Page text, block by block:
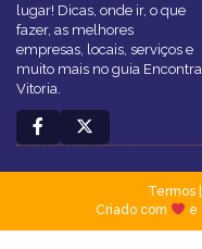
lugar! Dicas, onde ir, o que
fazer, as melhores
empresas, locais, serviços e
muito mais no guia Encontra
Vitoria.
Termos|
Criado com
e